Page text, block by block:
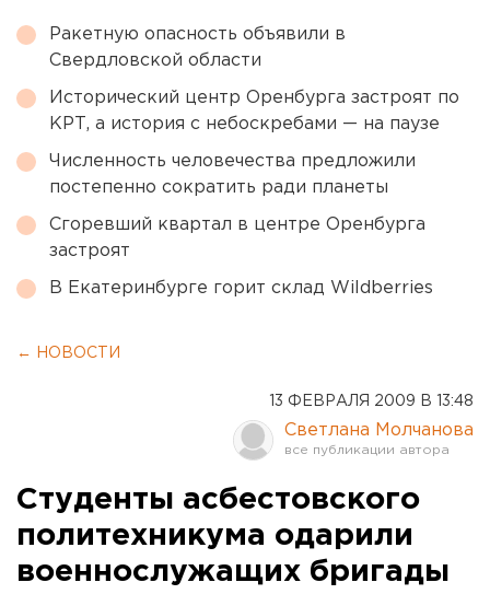
Ракетную опасность объявили в
Свердловской области
Исторический центр Оренбурга застроят по
КРТ, а история с небоскребами — на паузе
Численность человечества предложили
постепенно сократить ради планеты
Сгоревший квартал в центре Оренбурга
застроят
В Екатеринбурге горит склад Wildberries
← НОВОСТИ
13 ФЕВРАЛЯ 2009 В 13:48
Светлана Молчанова
Студенты асбестовского
политехникума одарили
военнослужащих бригады